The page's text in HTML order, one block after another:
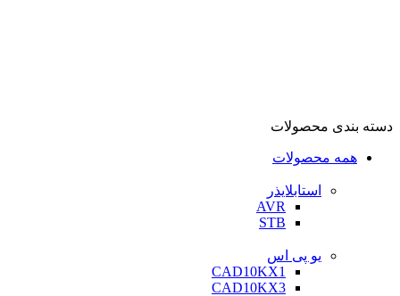
دسته بندی محصولات
همه محصولات
استابلایذر
AVR
STB
یو پی اس
CAD10KX1
CAD10KX3